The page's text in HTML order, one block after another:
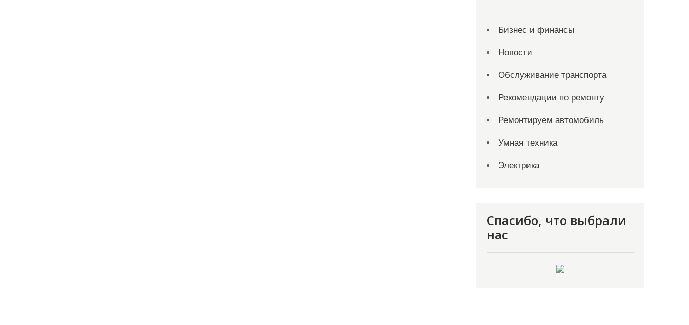
Бизнес и финансы
Новости
Обслуживание транспорта
Рекомендации по ремонту
Ремонтируем автомобиль
Умная техника
Электрика
Спасибо, что выбрали
нас